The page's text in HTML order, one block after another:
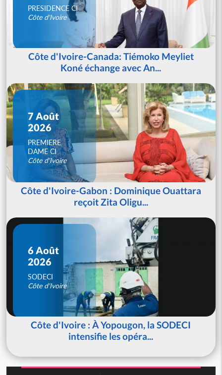
PRESIDENCE CI
Côte d'Ivoire
Côte d'Ivoire-Canada: Tiémoko Meyliet
Koné échange avec An...
7 Août
2026
PREMIERE
DAME CI
Côte d'Ivoire
Côte d'Ivoire-Gabon : Dominique Ouattara
reçoit Zita Oligu...
6 Août
2026
SODECI
Côte d'Ivoire
Côte d'Ivoire : À Yopougon, la SODECI
intensifie les opéra...